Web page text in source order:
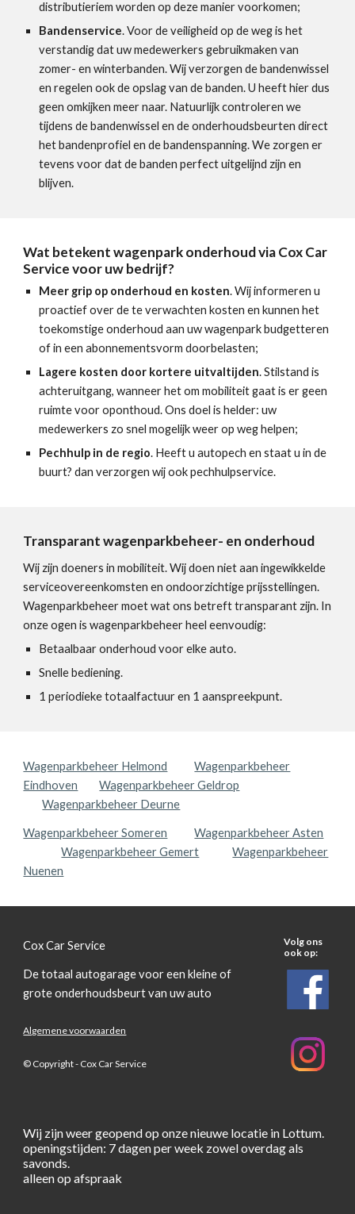
distributieriem worden op deze manier voorkomen;
Bandenservice. Voor de veiligheid op de weg is het
verstandig dat uw medewerkers gebruikmaken van
zomer- en winterbanden. Wij verzorgen de bandenwissel
en regelen ook de opslag van de banden. U heeft hier dus
geen omkijken meer naar. Natuurlijk controleren we
tijdens de bandenwissel en de onderhoudsbeurten direct
het bandenprofiel en de bandenspanning. We zorgen er
tevens voor dat de banden perfect uitgelijnd zijn en
blijven.
Wat betekent wagenpark onderhoud via Cox Car
Service voor uw bedrijf?
Meer grip op onderhoud en kosten. Wij informeren u
proactief over de te verwachten kosten en kunnen het
toekomstige onderhoud aan uw wagenpark budgetteren
of in een abonnementsvorm doorbelasten;
Lagere kosten door kortere uitvaltijden. Stilstand is
achteruitgang, wanneer het om mobiliteit gaat is er geen
ruimte voor oponthoud. Ons doel is helder: uw
medewerkers zo snel mogelijk weer op weg helpen;
Pechhulp in de regio. Heeft u autopech en staat u in de
buurt? dan verzorgen wij ook pechhulpservice.
Transparant wagenparkbeheer- en onderhoud
Wij zijn doeners in mobiliteit. Wij doen niet aan ingewikkelde
serviceovereenkomsten en ondoorzichtige prijsstellingen.
Wagenparkbeheer moet wat ons betreft transparant zijn. In
onze ogen is wagenparkbeheer heel eenvoudig:
Betaalbaar onderhoud voor elke auto.
Snelle bediening.
1 periodieke totaalfactuur en 1 aanspreekpunt.
Wagenparkbeheer Helmond
Wagenparkbeheer
Eindhoven
Wagenparkbeheer Geldrop
Wagenparkbeheer Deurne
Wagenparkbeheer Someren
Wagenparkbeheer Asten
Wagenparkbeheer Gemert
Wagenparkbeheer
Nuenen
Cox Car Service
De totaal autogarage voor een kleine of
grote onderhoudsbeurt van uw auto
Algemene voorwaarden
© Copyright - Cox Car Service
Volg ons
ook op:
Wij zijn weer geopend op onze nieuwe locatie in Lottum.
openingstijden: 7 dagen per week zowel overdag als
savonds.
alleen op afspraak